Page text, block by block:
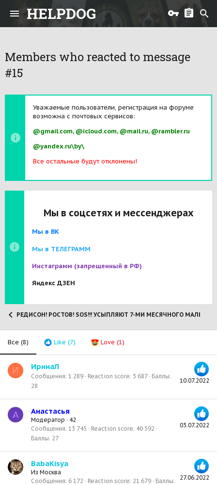
HELPDOG
Members who reacted to message
#15
Уважаемые пользователи, регистрация на форуме
возможна с почтовых сервисов:
@gmail.com, @icloud.com, @mail.ru, @rambler.ru
@yandex.ru\by\
Все остальные будут отклонены!
Мы в соцсетях и мессенджерах
Мы в ВК
Мы в ТЕЛЕГРАММ
Инстаграмм (запрещенный в РФ)
Яндекс ДЗЕН
РЕДИСОН! РОСТОВ! SOS!!! УСЫПЛЯЮТ 7-МИ МЕСЯЧНОГО МАЛЫША!
Все (8) Like (7) Love (1)
И
10.07.2022
ИринаЛ
Сообщения 1 289 Reaction score 3 687
Баллы
28
А
03.07.2022
Анастасья
Модератор · 42
Сообщения 13 745 Reaction score 40 592
Баллы 27
27.06.2022
BabaKisya
Из Москва
Сообщения 6 172 Reaction score 21 679
Баллы